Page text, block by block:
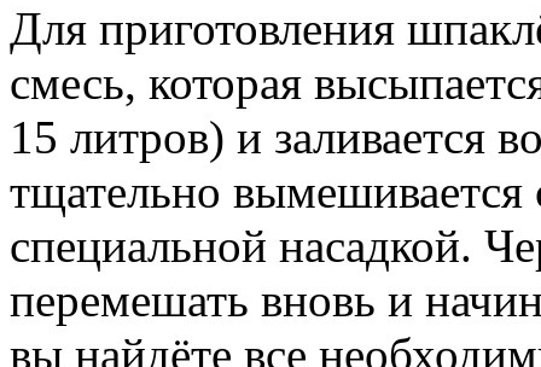
Для приготовления
смесь, которая
15 литров) и заливается
тщательно
специальной насадкой.
перемешать вновь и
вы найдёте все